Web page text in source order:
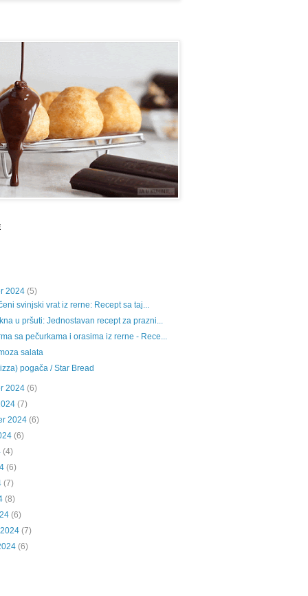
2024 (5)
svinjski vrat iz rerne: Recept sa taj...
u pršuti: Jednostavan recept za prazni...
sa pečurkama i orasima iz rerne - Rece...
salata
pogača / Star Bread
2024 (6)
(7)
2024 (6)
(6)
(4)
(6)
(7)
(8)
(6)
(7)
(6)